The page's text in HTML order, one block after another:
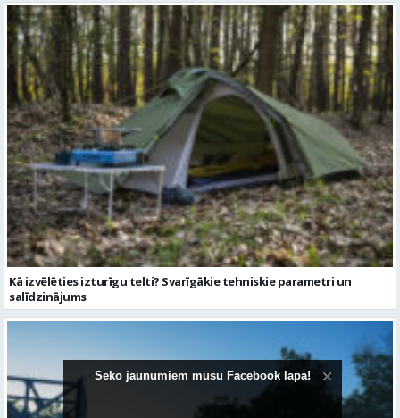
Kā izvēlēties izturīgu telti? Svarīgākie tehniskie parametri un
salīdzinājums
Seko jaunumiem mūsu Facebook lapā!